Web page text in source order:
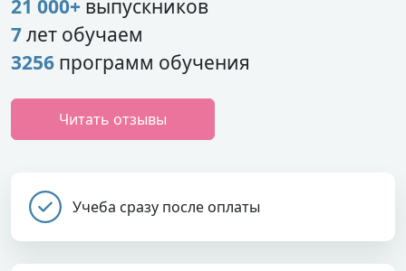
21 000+ выпускников
7лет обучаем
3256 программ обучения
Читать отзывы
Учеба сразу после оплаты